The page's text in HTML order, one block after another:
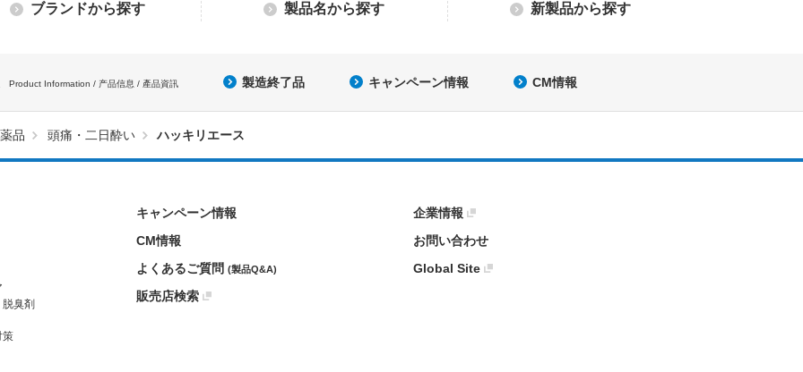
ブランドから探す 製品名から探す 新製品から探す
Product Information / 产品信息 / 產品資訊 製造終了品 キャンペーン情報 CM情報
品 頭痛・二日酔い ハッキリエース
臭剤
策
キャンペーン情報
CM情報
よくあるご質問 (製品Q&A)
販売店検索
企業情報
お問い合わせ
Global Site